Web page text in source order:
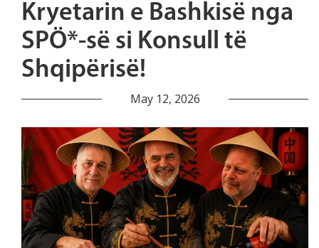
Kryetarin e Bashkisë nga
SPÖ*-së si Konsull të
Shqipërisë!
May 12, 2026